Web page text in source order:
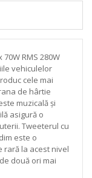
RMS 280W
vehiculelor
cele mai
de hârtie
muzicală și
asigură o
Tweeterul cu
este o
rară la acest nivel
două ori mai